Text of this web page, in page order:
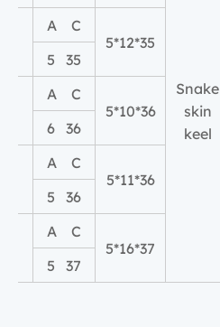
Snake
skin
keel
35*12*5
A C
35 5
36*10*5
A C
36 6
36*11*5
A C
36 5
37*16*5
A C
37 5